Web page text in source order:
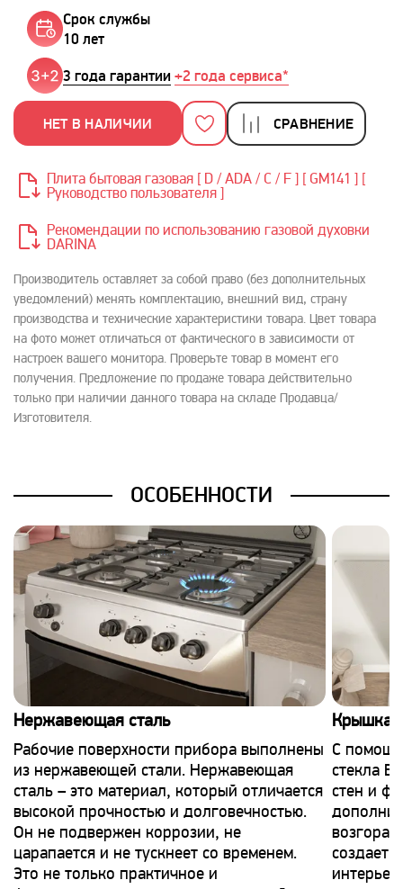
Срок службы
10 лет
3 года гарантии +2 года сервиса*
НЕТ В НАЛИЧИИ СРАВНЕНИЕ
Производитель оставляет за собой право (без дополнительных
уведомлений) менять комплектацию, внешний вид, страну
производства и технические характеристики товара. Цвет товара
на фото может отличаться от фактического в зависимости от
настроек вашего монитора. Проверьте товар в момент его
получения. Предложение по продаже товара действительно
только при наличии данного товара на складе Продавца/
Изготовителя.
Плита бытовая газовая [ D / ADA / C / F ] [ GM141 ] [
Руководство пользователя ]
Рекомендации по использованию газовой духовки
DARINA
ОСОБЕННОСТИ
Нержавеющая сталь
Рабочие поверхности прибора выполнены
из нержавеющей стали. Нержавеющая
сталь – это материал, который отличается
высокой прочностью и долговечностью.
Он не подвержен коррозии, не
царапается и не тускнеет со временем.
Это не только практичное и
Крышка
С
стекла
стен и
создает